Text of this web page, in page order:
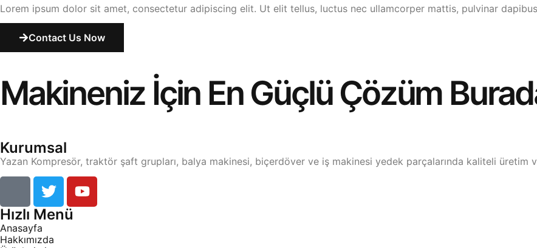
Lorem ipsum dolor sit amet, consectetur adipiscing elit. Ut elit tellus, luctus nec ullamcorper mattis, pulvinar
Contact Us Now
Makineniz İçin En Güçlü Çözüm
Kurumsal
Yazan Kompresör, traktör şaft grupları, balya makinesi, biçerdöver ve iş makinesi yedek parçalarında kaliteli üretim
Hızlı Menü
Anasayfa
Hakkımızda